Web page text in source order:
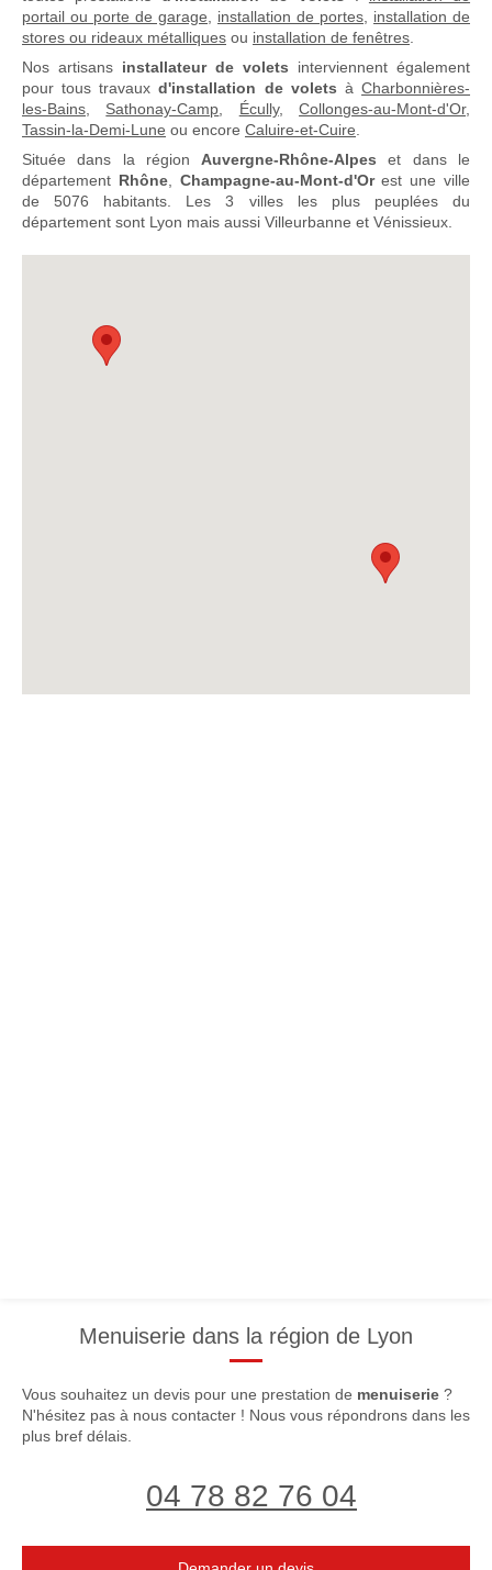
portail ou porte de garage
installation de portes
installation de
stores ou rideaux métalliques ou installation de fenêtres
Nos artisans installateur de volets interviennent également
pour tous travaux d'installation de volets àCharbonnières-
les-Bains
Sathonay-Camp Écully,Collonges-au-Mont-d'Or,
Tassin-la-Demi-Lune ou encore Caluire-et-Cuire
Située dans la région Auvergne-Rhône-Alpes et dans le
département Rhône, Champagne-au-Mont-d'Orest une ville
de 5076 habitants. Les 3 villes les plus peuplées du
département sont Lyon mais aussi Villeurbanne et Vénissieux.
Menuiserie dans la région de Lyon
Vous souhaitez un devis pour une prestation de menuiserie ?
N'hésitez pas à nous contacter ! Nous vous répondrons dans les
plus bref délais.
04 78 82 76 04